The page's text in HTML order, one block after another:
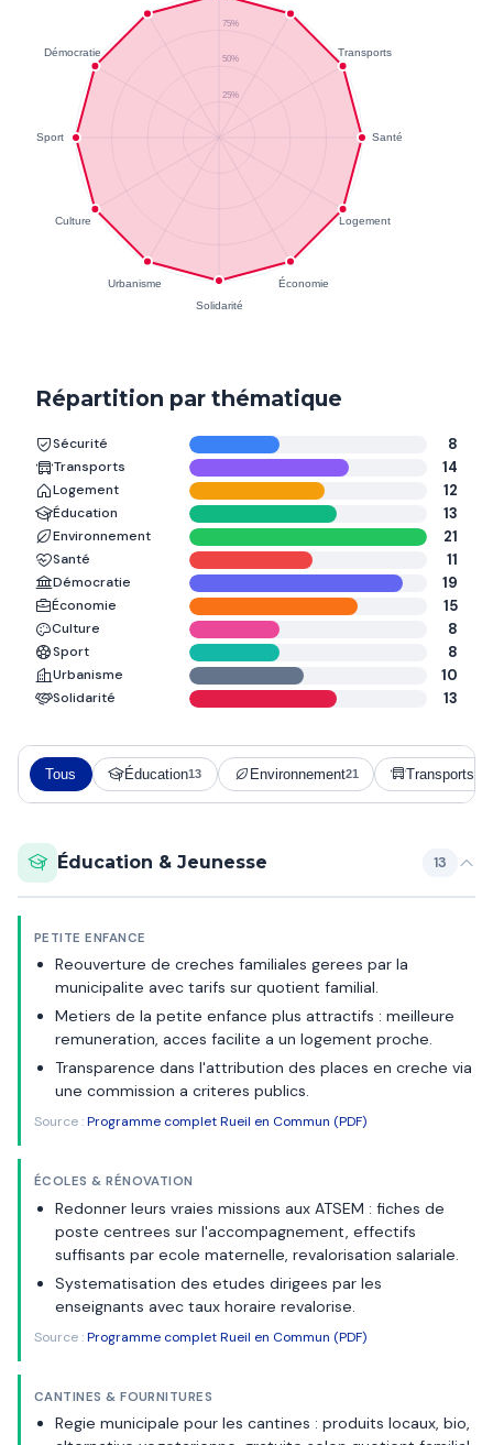
Répartition par thématique
Sécurité 8
Transports 14
Logement 12
Éducation 13
Environnement 21
Santé 11
Démocratie 19
Économie 15
Culture 8
Sport 8
Urbanisme 10
Solidarité 13
Tous Éducation13 Environnement21 Transports
Éducation & Jeunesse 13
PETITE ENFANCE
Reouverture de creches familiales gerees par la
municipalite avec tarifs sur quotient familial.
Metiers de la petite enfance plus attractifs : meilleure
remuneration, acces facilite a un logement proche.
Transparence dans l'attribution des places en creche via
une commission a criteres publics.
Source :Programme complet Rueil en Commun (PDF)
ÉCOLES & RÉNOVATION
Redonner leurs vraies missions aux ATSEM : fiches de
poste centrees sur l'accompagnement, effectifs
suffisants par ecole maternelle, revalorisation salariale.
Systematisation des etudes dirigees par les
enseignants avec taux horaire revalorise.
Source :Programme complet Rueil en Commun (PDF)
CANTINES & FOURNITURES
Regie municipale pour les cantines : produits locaux, bio,